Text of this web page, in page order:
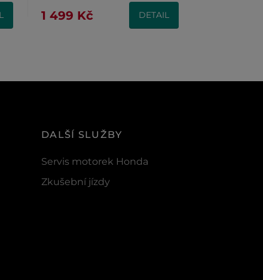
1 499 Kč DETAIL
DALŠÍ SLUŽBY
Servis motorek Honda
Zkušební jízdy